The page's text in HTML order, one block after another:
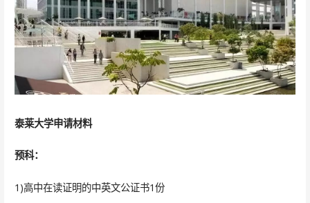
泰莱大学申请材料
预科：
1)高中在读证明的中英文公证书1份